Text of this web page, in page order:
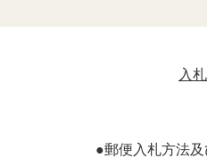
入
●郵便入札方法